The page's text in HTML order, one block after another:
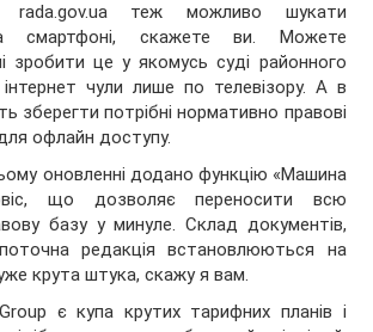
rada.gov.ua теж можливо шукати
смартфоні, скажете ви. Можете
зробити це у якомусь суді районного
чули лише по телевізору. А в
зберегти потрібні нормативно правові
офлайн доступу.
оновленні додано функцію «Машина
що дозволяє переносити всю
базу у минуле. Склад документів,
редакція встановлюються на
крута штука, скажу я вам.
є купа крутих тарифних планів і